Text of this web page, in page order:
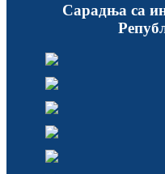
Сарадња са